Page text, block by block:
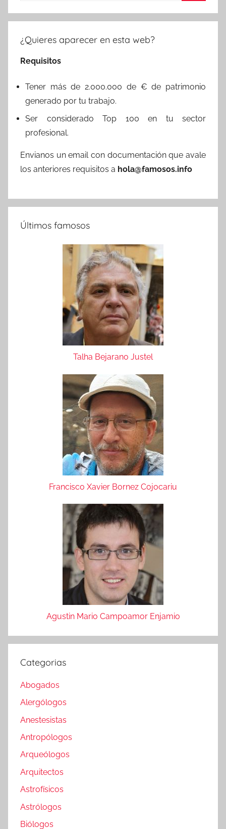
¿Quieres aparecer en esta web?
Requisitos
Tener más de 2.000.000 de € de patrimonio
generado por tu trabajo.
Ser considerado Top 100 en tu sector
profesional.
Envianos un email con documentación que avale
los anteriores requisitos a hola@famosos.info
Últimos famosos
Talha Bejarano Justel
Francisco Xavier Bornez Cojocariu
Agustin Mario Campoamor Enjamio
Categorias
Abogados
Alergólogos
Anestesistas
Antropólogos
Arqueólogos
Arquitectos
Astrofísicos
Astrólogos
Biólogos